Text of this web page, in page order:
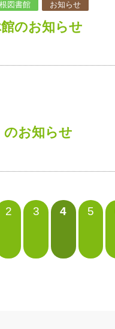
図書館 お知らせ
のお知らせ
のお知らせ
2 3 4 5